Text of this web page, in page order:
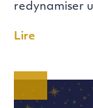
redynamiser
Lire